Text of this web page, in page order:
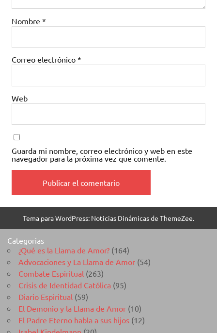
Nombre *
Correo electrónico *
Web
Guarda mi nombre, correo electrónico y web en este
navegador para la próxima vez que comente.
Tema para WordPress: Noticias Dinámicas de ThemeZee.
Categorias
¿Qué es la Llama de Amor? (164)
Advocaciones y La Llama de Amor (54)
Combate Espiritual (263)
Crisis de Identidad Católica (95)
Diario Espiritual (59)
El Demonio y la Llama de Amor (10)
El Padre Eterno habla a sus hijos (12)